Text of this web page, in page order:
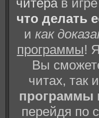
читерав
что делать
икак
программы!
Вы
читах, так
программы
перейдя по